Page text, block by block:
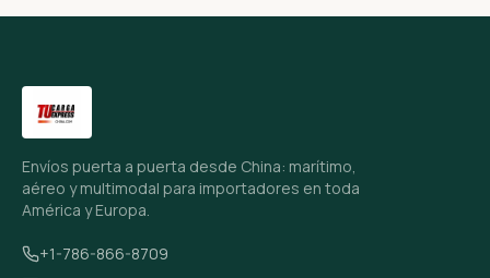
Envíos puerta a puerta desde China: marítimo,
aéreo y multimodal para importadores en toda
América y Europa.
+1-786-866-8709